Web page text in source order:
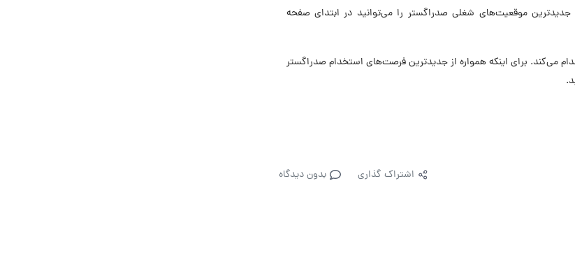
موقعیت‌های شغلی صدراگستر را می‌توانید در ابتدای صفحه
جدید استخدام می‌کند. برای اینکه همواره از جدیدترین فرصت‌های استخدام صدراگستر
اشتراک گذاری بدون دیدگاه